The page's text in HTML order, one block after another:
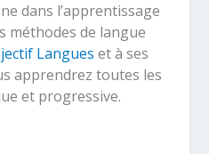
dans l’apprentissage
méthodes de langue
Langues et à ses
apprendrez toutes les
et progressive.